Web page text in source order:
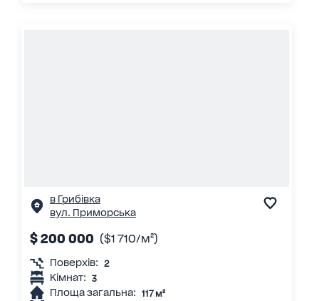
в Грибівка
вул. Приморська
$ 200 000 ($1 710/м²)
Поверхів: 2
Кімнат: 3
Площа загальна: 117 м²